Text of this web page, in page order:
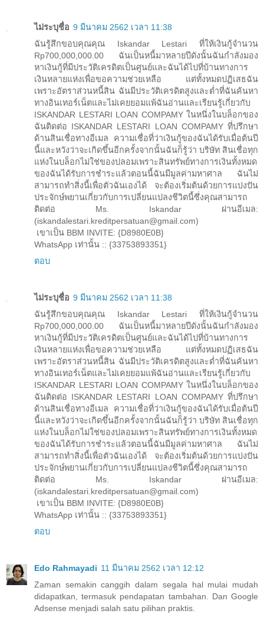
ไม่ระบุชื่อ 9 มีนาคม 2562 เวลา 11:38
ฉันรู้สึกขอบคุณคุณ Iskandar Lestari ที่ให้เงินกู้จำนวน
Rp700,000,000.00 ฉันเป็นหนี้มาหลายปีดังนั้นฉันกำลังมอง
หาเงินกู้ที่มีประวัติเครดิตเป็นศูนย์และฉันได้ไปที่บ้านทางการ
เงินหลายแห่งเพื่อขอความช่วยเหลือ แต่ทั้งหมดปฏิเสธฉัน
เพราะอัตราส่วนหนี้สิน ฉันมีประวัติเครดิตสูงและต่ำที่ฉันค้นหา
ทางอินเทอร์เน็ตและไม่เคยยอมแพ้ฉันอ่านและเรียนรู้เกี่ยวกับ
ISKANDAR LESTARI LOAN COMPAMY ในหนึ่งในบล็อกของ
ฉันติดต่อ ISKANDAR LESTARI LOAN COMPAMY ที่ปรึกษา
ด้านสินเชื่อทางอีเมล ความเชื่อที่ว่าเงินกู้ของฉันได้รับเมื่อต้นปี
นี้และหวังว่าจะเกิดขึ้นอีกครั้งจากนั้นฉันก็รู้ว่า บริษัท สินเชื่อทุก
แห่งในบล็อกไม่ใช่ของปลอมเพราะสินทรัพย์ทางการเงินทั้งหมด
ของฉันได้รับการชำระแล้วตอนนี้ฉันมีมูลค่ามหาศาล ฉันไม่
สามารถทำสิ่งนี้เพื่อตัวฉันเองได้ จะต้องเริ่มต้นด้วยการแบ่งปัน
ประจักษ์พยานเกี่ยวกับการเปลี่ยนแปลงชีวิตนี้ซึ่งคุณสามารถ
ติดต่อ Ms. Iskandar ผ่านอีเมล:
(iskandalestari.kreditpersatuan@gmail.com)
เขาเป็น BBM INVITE: {D8980E0B}
WhatsApp เท่านั้น :: {33753893351}
ตอบ
ไม่ระบุชื่อ 9 มีนาคม 2562 เวลา 11:38
ฉันรู้สึกขอบคุณคุณ Iskandar Lestari ที่ให้เงินกู้จำนวน
Rp700,000,000.00 ฉันเป็นหนี้มาหลายปีดังนั้นฉันกำลังมอง
หาเงินกู้ที่มีประวัติเครดิตเป็นศูนย์และฉันได้ไปที่บ้านทางการ
เงินหลายแห่งเพื่อขอความช่วยเหลือ แต่ทั้งหมดปฏิเสธฉัน
เพราะอัตราส่วนหนี้สิน ฉันมีประวัติเครดิตสูงและต่ำที่ฉันค้นหา
ทางอินเทอร์เน็ตและไม่เคยยอมแพ้ฉันอ่านและเรียนรู้เกี่ยวกับ
ISKANDAR LESTARI LOAN COMPAMY ในหนึ่งในบล็อกของ
ฉันติดต่อ ISKANDAR LESTARI LOAN COMPAMY ที่ปรึกษา
ด้านสินเชื่อทางอีเมล ความเชื่อที่ว่าเงินกู้ของฉันได้รับเมื่อต้นปี
นี้และหวังว่าจะเกิดขึ้นอีกครั้งจากนั้นฉันก็รู้ว่า บริษัท สินเชื่อทุก
แห่งในบล็อกไม่ใช่ของปลอมเพราะสินทรัพย์ทางการเงินทั้งหมด
ของฉันได้รับการชำระแล้วตอนนี้ฉันมีมูลค่ามหาศาล ฉันไม่
สามารถทำสิ่งนี้เพื่อตัวฉันเองได้ จะต้องเริ่มต้นด้วยการแบ่งปัน
ประจักษ์พยานเกี่ยวกับการเปลี่ยนแปลงชีวิตนี้ซึ่งคุณสามารถ
ติดต่อ Ms. Iskandar ผ่านอีเมล:
(iskandalestari.kreditpersatuan@gmail.com)
เขาเป็น BBM INVITE: {D8980E0B}
WhatsApp เท่านั้น :: {33753893351}
ตอบ
Edo Rahmayadi 11 มีนาคม 2562 เวลา 12:12
Zaman semakin canggih dalam segala hal mulai mudah
didapatkan, termasuk pendapatan tambahan. Dan Google
Adsense menjadi salah satu pilihan praktis.